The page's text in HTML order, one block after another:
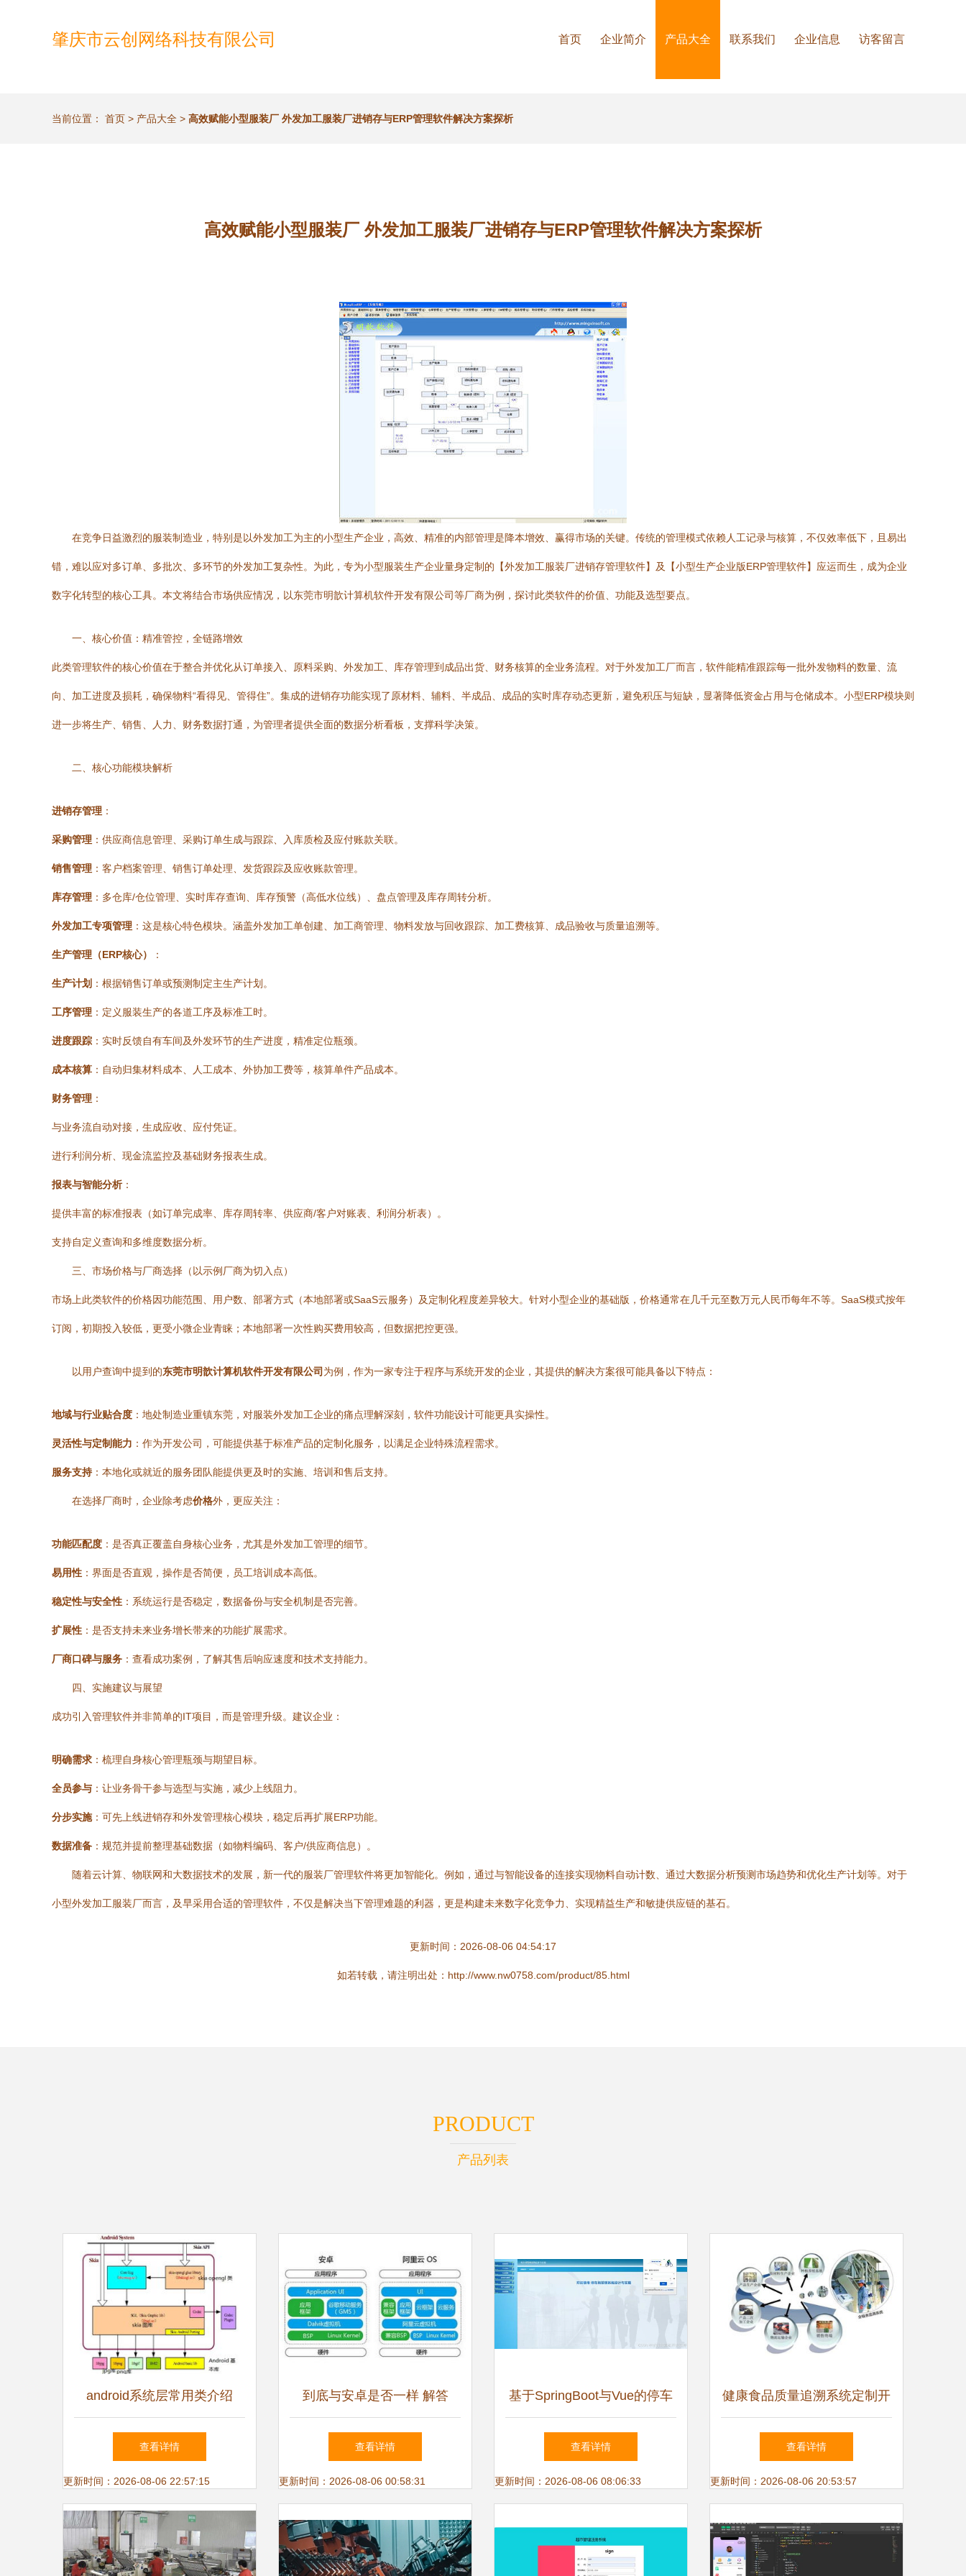
肇庆市云创网络科技有限公司 首页 企业简介 产品大全 联系我们 企业信息 访客留言
当前位置： 首页 > 产品大全 > 高效赋能小型服装厂 外发加工服装厂进销存与ERP管理软件解决方案探析
高效赋能小型服装厂 外发加工服装厂进销存与ERP管理软件解决方案探析
在竞争日益激烈的服装制造业，特别是以外发加工为主的小型生产企业，高效、精准的内部管理是降本增效、赢得市场的关键。传统的管理模式依赖人工记录与核算，不仅效率低下，且易出
错，难以应对多订单、多批次、多环节的外发加工复杂性。为此，专为小型服装生产企业量身定制的【外发加工服装厂进销存管理软件】及【小型生产企业版ERP管理软件】应运而生，成为企业
数字化转型的核心工具。本文将结合市场供应情况，以东莞市明歆计算机软件开发有限公司等厂商为例，探讨此类软件的价值、功能及选型要点。
一、核心价值：精准管控，全链路增效
此类管理软件的核心价值在于整合并优化从订单接入、原料采购、外发加工、库存管理到成品出货、财务核算的全业务流程。对于外发加工厂而言，软件能精准跟踪每一批外发物料的数量、流
向、加工进度及损耗，确保物料“看得见、管得住”。集成的进销存功能实现了原材料、辅料、半成品、成品的实时库存动态更新，避免积压与短缺，显著降低资金占用与仓储成本。小型ERP模块则
进一步将生产、销售、人力、财务数据打通，为管理者提供全面的数据分析看板，支撑科学决策。
二、核心功能模块解析
进销存管理 ：
采购管理 ：供应商信息管理、采购订单生成与跟踪、入库质检及应付账款关联。
销售管理 ：客户档案管理、销售订单处理、发货跟踪及应收账款管理。
库存管理 ：多仓库/仓位管理、实时库存查询、库存预警（高低水位线）、盘点管理及库存周转分析。
外发加工专项管理 ：这是核心特色模块。涵盖外发加工单创建、加工商管理、物料发放与回收跟踪、加工费核算、成品验收与质量追溯等。
生产管理（ERP核心） ：
生产计划 ：根据销售订单或预测制定主生产计划。
工序管理 ：定义服装生产的各道工序及标准工时。
进度跟踪 ：实时反馈自有车间及外发环节的生产进度，精准定位瓶颈。
成本核算 ：自动归集材料成本、人工成本、外协加工费等，核算单件产品成本。
财务管理 ：
与业务流自动对接，生成应收、应付凭证。
进行利润分析、现金流监控及基础财务报表生成。
报表与智能分析：
提供丰富的标准报表（如订单完成率、库存周转率、供应商/客户对账表、利润分析表）。
支持自定义查询和多维度数据分析。
三、市场价格与厂商选择（以示例厂商为切入点）
市场上此类软件的价格因功能范围、用户数、部署方式（本地部署或SaaS云服务）及定制化程度差异较大。针对小型企业的基础版，价格通常在几千元至数万元人民币每年不等。SaaS模式按年
订阅，初期投入较低，更受小微企业青睐；本地部署一次性购买费用较高，但数据把控更强。
以用户查询中提到的东莞市明歆计算机软件开发有限公司 为例，作为一家专注于程序与系统开发的企业，其提供的解决方案很可能具备以下特点：
地域与行业贴合度 ：地处制造业重镇东莞，对服装外发加工企业的痛点理解深刻，软件功能设计可能更具实操性。
灵活性与定制能力 ：作为开发公司，可能提供基于标准产品的定制化服务，以满足企业特殊流程需求。
服务支持：本地化或就近的服务团队能提供更及时的实施、培训和售后支持。
在选择厂商时，企业除考虑价格外，更应关注：
功能匹配度 ：是否真正覆盖自身核心业务，尤其是外发加工管理的细节。
易用性 ：界面是否直观，操作是否简便，员工培训成本高低。
稳定性与安全性 ：系统运行是否稳定，数据备份与安全机制是否完善。
扩展性 ：是否支持未来业务增长带来的功能扩展需求。
厂商口碑与服务 ：查看成功案例，了解其售后响应速度和技术支持能力。
四、实施建议与展望
成功引入管理软件并非简单的IT项目，而是管理升级。建议企业：
明确需求 ：梳理自身核心管理瓶颈与期望目标。
全员参与 ：让业务骨干参与选型与实施，减少上线阻力。
分步实施：可先上线进销存和外发管理核心模块，稳定后再扩展ERP功能。
数据准备 ：规范并提前整理基础数据（如物料编码、客户/供应商信息）。
随着云计算、物联网和大数据技术的发展，新一代的服装厂管理软件将更加智能化。例如，通过与智能设备的连接实现物料自动计数、通过大数据分析预测市场趋势和优化生产计划等。对于
小型外发加工服装厂而言，及早采用合适的管理软件，不仅是解决当下管理难题的利器，更是构建未来数字化竞争力、实现精益生产和敏捷供应链的基石。
更新时间：2026-08-06 04:54:17
如若转载，请注明出处：http://www.nw0758.com/product/85.html
PRODUCT
产品列表
android系统层常用类介绍
查看详情
更新时间：2026-08-06 22:57:15
到底与安卓是否一样 解答
yunos的三大疑问
查看详情
更新时间：2026-08-06 00:58:31
基于SpringBoot与Vue的停车
场管理系统设计与实现
查看详情
更新时间：2026-08-06 08:06:33
健康食品质量追溯系统定制开
发 从程序到系统的全流程解
析
查看详情
更新时间：2026-08-06 20:53:57